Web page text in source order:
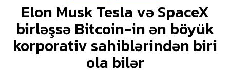
Elon Musk Tesla və SpaceX
birləşsə Bitcoin-in ən böyük
korporativ sahiblərindən biri
ola bilər